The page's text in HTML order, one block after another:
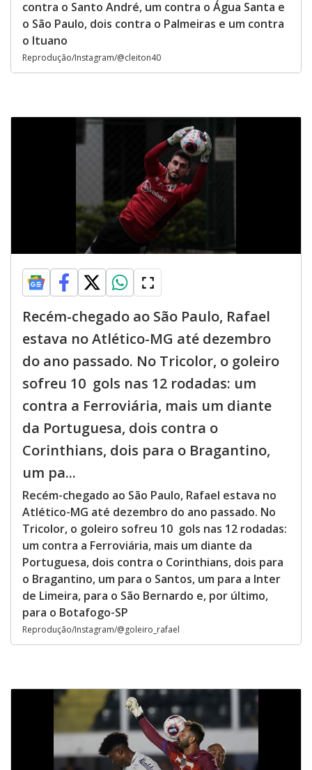
contra o Santo André, um contra o Água Santa e
o São Paulo, dois contra o Palmeiras e um contra
o Ituano
Reprodução/Instagram/@cleiton40
Recém-chegado ao São Paulo, Rafael
estava no Atlético-MG até dezembro
do ano passado. No Tricolor, o goleiro
sofreu 10 gols nas 12 rodadas: um
contra a Ferroviária, mais um diante
da Portuguesa, dois contra o
Corinthians, dois para o Bragantino,
um pa...
Recém-chegado ao São Paulo, Rafael estava no
Atlético-MG até dezembro do ano passado. No
Tricolor, o goleiro sofreu 10 gols nas 12 rodadas:
um contra a Ferroviária, mais um diante da
Portuguesa, dois contra o Corinthians, dois para
o Bragantino, um para o Santos, um para a Inter
de Limeira, para o São Bernardo e, por último,
para o Botafogo-SP
Reprodução/Instagram/@goleiro_rafael